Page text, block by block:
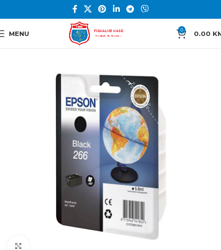
MENU 0 0.00